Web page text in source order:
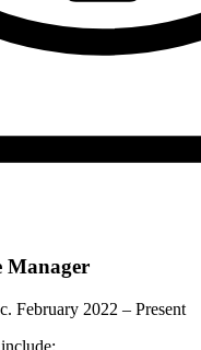
Manager
February 2022 – Present